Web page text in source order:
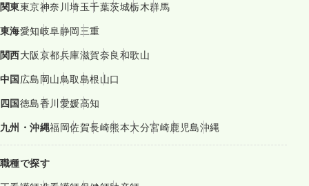
関東東京神奈川埼玉千葉茨城栃木群馬
東海愛知岐阜静岡三重
関西大阪京都兵庫滋賀奈良和歌山
中国広島岡山鳥取島根山口
四国徳島香川愛媛高知
九州・沖縄福岡佐賀長崎熊本大分宮崎鹿児島沖縄
職種で探す